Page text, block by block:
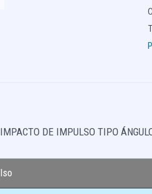
DE IMPULSO TIPO